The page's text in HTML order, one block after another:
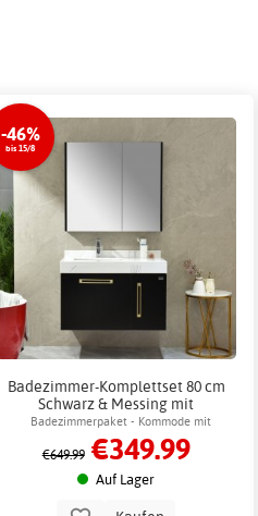
-46%
bis 15/8
Badezimmer-Komplettset 80 cm
Schwarz & Messing mit
Spiegelschrank - Acapulco + 2.00 x
Badezimmerhaken
Badezimmerpaket - Kommode mit
passendem Spiegelschrank
€649.99 €349.99
Auf Lager